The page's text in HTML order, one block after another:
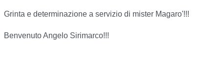
Grinta e determinazione a servizio di mister Magaro'!!!
Benvenuto Angelo Sirimarco!!!